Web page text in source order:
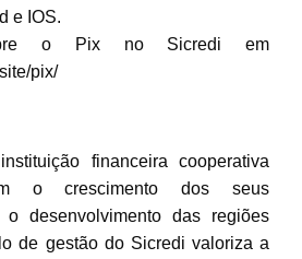
e IOS.
o Pix no Sicredi em
pix/
financeira cooperativa
o crescimento dos seus
desenvolvimento das regiões
de gestão do Sicredi valoriza a